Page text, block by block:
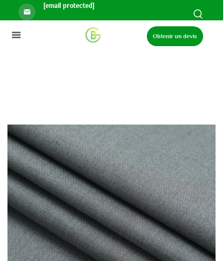
[email protected]
Obtenir un devis